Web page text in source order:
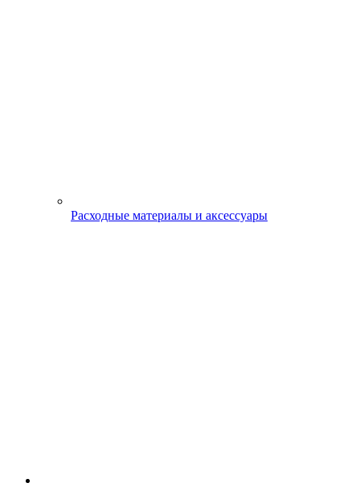
Расходные материалы и аксессуары